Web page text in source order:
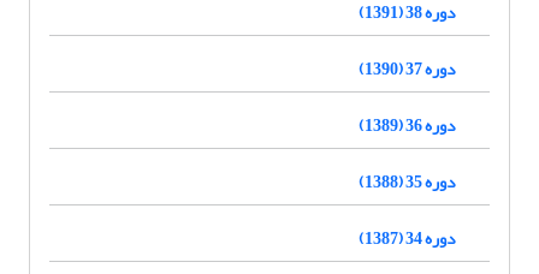
دوره 38 (1391)
دوره 37 (1390)
دوره 36 (1389)
دوره 35 (1388)
دوره 34 (1387)